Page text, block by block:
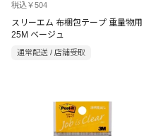
税込￥504
スリーエム 布梱包テープ 重量物用
25M ベージュ
通常配送 / 店舗受取